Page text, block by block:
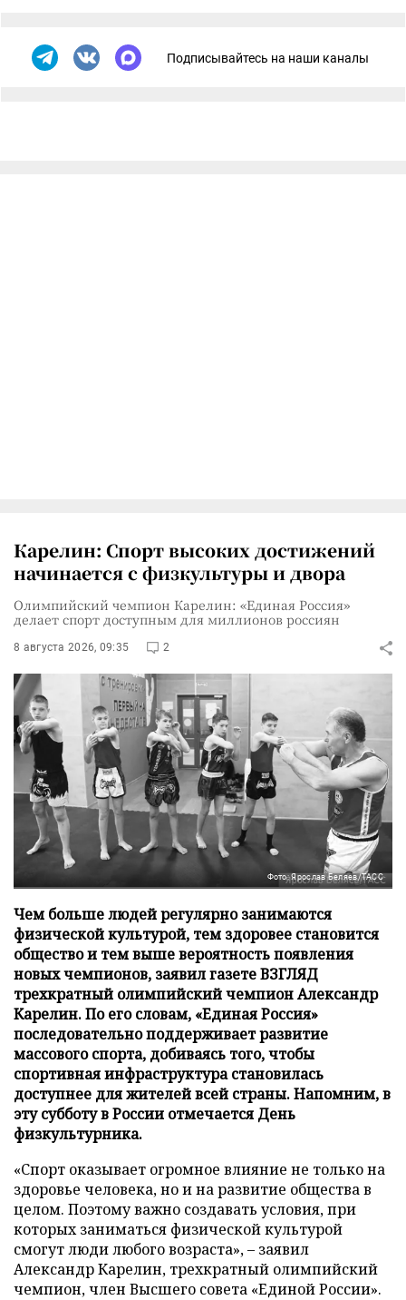
Подписывайтесь на наши каналы
Карелин: Спорт высоких достижений
начинается с физкультуры и двора
Олимпийский чемпион Карелин: «Единая Россия»
делает спорт доступным для миллионов россиян
8 августа 2026, 09:35 2
Фото: Ярослав Беляев/ТАСС
Чем больше людей регулярно занимаются
физической культурой, тем здоровее становится
общество и тем выше вероятность появления
новых чемпионов, заявил газете ВЗГЛЯД
трехкратный олимпийский чемпион Александр
Карелин. По его словам, «Единая Россия»
последовательно поддерживает развитие
массового спорта, добиваясь того, чтобы
спортивная инфраструктура становилась
доступнее для жителей всей страны. Напомним, в
эту субботу в России отмечается День
физкультурника.
«Спорт оказывает огромное влияние не только на
здоровье человека, но и на развитие общества в
целом. Поэтому важно создавать условия, при
которых заниматься физической культурой
смогут люди любого возраста», – заявил
Александр Карелин, трехкратный олимпийский
чемпион, член Высшего совета «Единой России».